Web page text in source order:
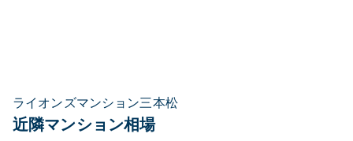
ライオンズマンション三本松
近隣マンション相場